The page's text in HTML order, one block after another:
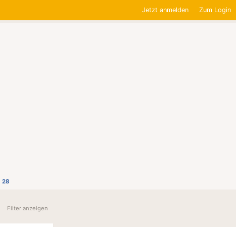
Jetzt anmelden Zum Login
28
Filter anzeigen